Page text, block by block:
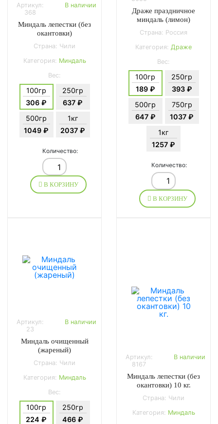
Артикул:
368
В наличии
Миндаль лепестки (без
окантовки)
Страна: Чили
Категория: Миндаль
Вес:
100гр
306 ₽
250гр
637 ₽
500гр
1049 ₽
1кг
2037 ₽
Количество:
В КОРЗИНУ
Драже праздничное
миндаль (лимон)
Страна: Россия
Категория: Драже
Вес:
100гр
189 ₽
250гр
393 ₽
500гр
647 ₽
750гр
1037 ₽
1кг
1257 ₽
Количество:
В КОРЗИНУ
Артикул:
23
В наличии
Миндаль очищенный
(жареный)
Страна: Чили
Категория: Миндаль
Вес:
100гр
224 ₽
250гр
466 ₽
Артикул:
8167
В наличии
Миндаль лепестки (без
окантовки) 10 кг.
Страна: Чили
Категория: Миндаль